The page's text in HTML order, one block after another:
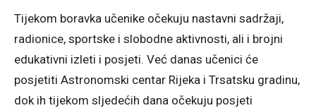
Tijekom boravka učenike očekuju nastavni sadržaji,
radionice, sportske i slobodne aktivnosti, ali i brojni
edukativni izleti i posjeti. Već danas učenici će
posjetiti Astronomski centar Rijeka i Trsatsku gradinu,
dok ih tijekom sljedećih dana očekuju posjeti